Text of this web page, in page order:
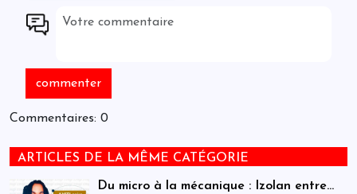
Commentaires: 0
ARTICLES DE LA MÊME CATÉGORIE
Du micro à la mécanique : Izolan entre